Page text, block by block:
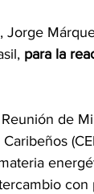
Jorge
para la
de